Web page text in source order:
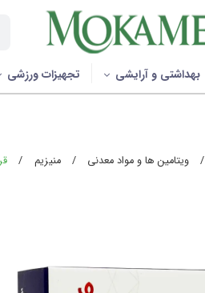
بهداشتی و آرایشی تجهیزات ورزشی
/ ویتامین ها و مواد معدنی / منیزیم / قرص